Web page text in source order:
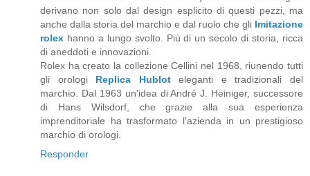
derivano non solo dal design esplicito di questi pezzi, ma
anche dalla storia del marchio e dal ruolo che gli Imitazione
rolex hanno a lungo svolto. Più di un secolo di storia, ricca
di aneddoti e innovazioni.
Rolex ha creato la collezione Cellini nel 1968, riunendo tutti
gli orologi Replica Hubloteleganti e tradizionali del
marchio. Dal 1963 un'idea di André J. Heiniger, successore
di Hans Wilsdorf, che grazie alla sua esperienza
imprenditoriale ha trasformato l'azienda in un prestigioso
marchio di orologi.
Responder